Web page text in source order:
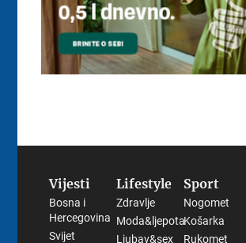
Vijesti
Bosna i
Hercegovina
Svijet
Lifestyle
Zdravlje
Moda&ljepota
Ljubav&sex
Sport
Nogomet
Košarka
Rukomet